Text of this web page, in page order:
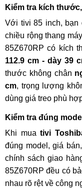
Kiểm tra kích
Với tivi 85 inch, bạn
chiều rộng thang
85Z670RP có kích
112.9 cm - dày 39
thước không chân
cm, trọng lượng
dùng giá treo phù
Kiểm tra đúng
Khi mua tivi
đúng model, giá
chính sách giao
85Z670RP đều có
nhau rõ rệt về công